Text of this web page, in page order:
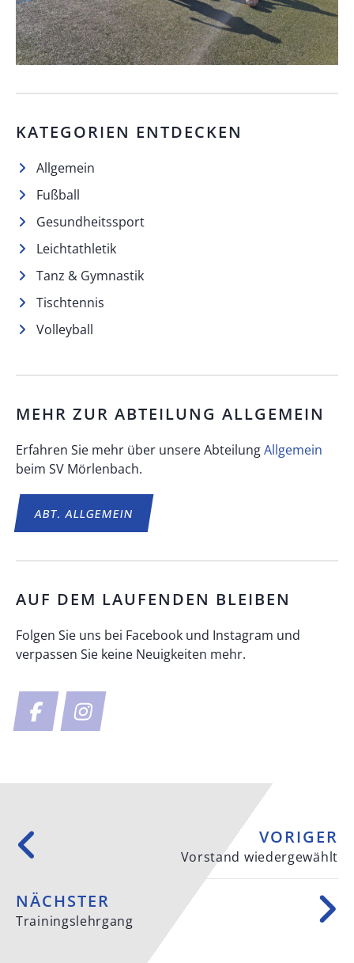
KATEGORIEN ENTDECKEN
Allgemein
Fußball
Gesundheitssport
Leichtathletik
Tanz & Gymnastik
Tischtennis
Volleyball
MEHR ZUR ABTEILUNG ALLGEMEIN
Erfahren Sie mehr über unsere AbteilungAllgemein
beim SV Mörlenbach.
ABT.ALLGEMEIN
AUF DEM LAUFENDEN BLEIBEN
Folgen Sie uns bei Facebook und Instagram und
verpassen Sie keine Neuigkeiten mehr.
VORIGER
Vorstand wiedergewählt
NÄCHSTER
Trainingslehrgang